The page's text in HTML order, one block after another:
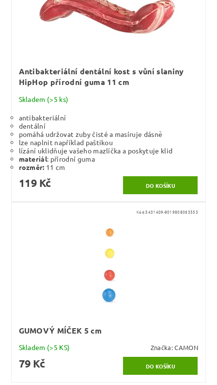
Antibakteriální dentální kost s vůní slaniny
HipHop přírodní guma 11 cm
Skladem (>5 ks)
antibakteriální
dentální
pomáhá udržovat zuby čisté a masíruje dásně
lze naplnit například paštikou
lízání uklidňuje vašeho mazlíčka a poskytuje klid
materiál: přírodní guma
rozměr: 11 cm
119 Kč
Kód:5431409-8019808063553
GUMOVÝ MÍČEK 5 cm
Skladem (>5 KS) Značka:CAMON
79 Kč